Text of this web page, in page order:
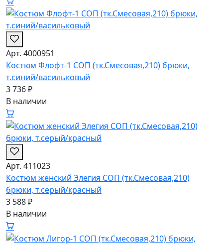
Арт. 4000951
Костюм Флофт-1 СОП (тк.Смесовая,210) брюки,
т.синий/васильковый
3 736 ₽
В наличии
Арт. 411023
Костюм женский Элегия СОП (тк.Смесовая,210)
брюки, т.серый/красный
3 588 ₽
В наличии